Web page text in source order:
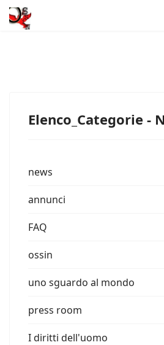
Elenco_Categorie -
news
annunci
FAQ
ossin
uno sguardo al mondo
press room
I diritti dell'uomo